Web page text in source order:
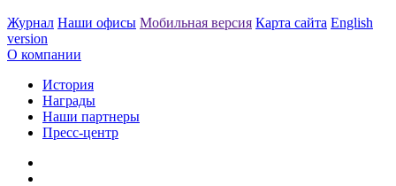
Журнал Наши офисы Мобильная версия Карта сайта English
version
О компании
История
Награды
Наши партнеры
Пресс-центр